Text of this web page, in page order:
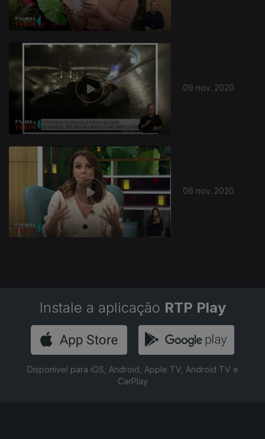
09 nov. 2020
06 nov. 2020
504378
Instale a aplicação RTP Play
Disponível para iOS, Android, Apple TV, Android TV e
CarPlay